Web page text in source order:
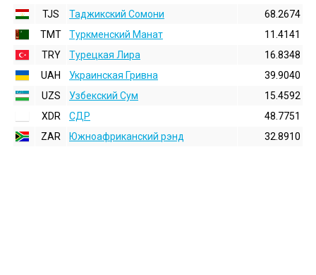
TJS
Таджикский Сомони
68.2674
TMT
Туркменский Манат
11.4141
TRY
Турецкая Лира
16.8348
UAH
Украинская Гривна
39.9040
UZS
Узбекский Сум
15.4592
XDR
СДР
48.7751
ZAR
Южноафриканский рэнд 32.8910